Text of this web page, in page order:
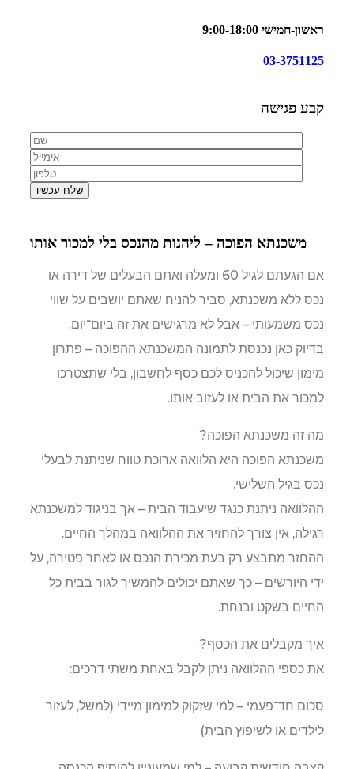
ראשון-חמישי 9:00-18:00
03-3751125
קבע פגישה
שלח עכשיו
משכנתא הפוכה – ליהנות מהנכס בלי למכור אותו
אם הגעתם לגיל 60 ומעלה ואתם הבעלים של דירה או
נכס ללא משכנתא, סביר להניח שאתם יושבים על שווי
נכס משמעותי – אבל לא מרגישים את זה ביום־יום.
בדיוק כאן נכנסת לתמונה המשכנתא ההפוכה – פתרון
מימון שיכול להכניס לכם כסף לחשבון, בלי שתצטרכו
למכור את הבית או לעזוב אותו.
מה זה משכנתא הפוכה?
משכנתא הפוכה היא הלוואה ארוכת טווח שניתנת לבעלי
נכס בגיל השלישי.
ההלוואה ניתנת כנגד שיעבוד הבית – אך בניגוד למשכנתא
רגילה, אין צורך להחזיר את ההלוואה במהלך החיים.
ההחזר מתבצע רק בעת מכירת הנכס או לאחר פטירה, על
ידי היורשים – כך שאתם יכולים להמשיך לגור בבית כל
החיים בשקט ובנחת.
איך מקבלים את הכסף?
את כספי ההלוואה ניתן לקבל באחת משתי דרכים:
סכום חד־פעמי – למי שזקוק למימון מיידי (למשל, לעזור
לילדים או לשיפוץ הבית)